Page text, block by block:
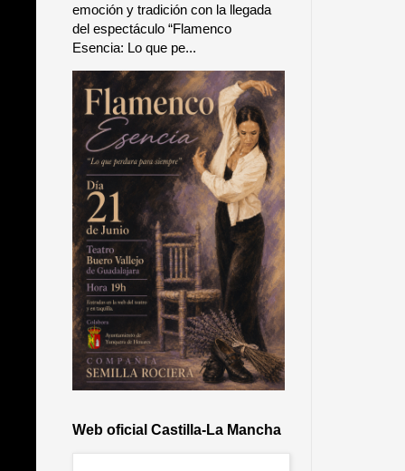
emoción y tradición con la llegada
del espectáculo “Flamenco
Esencia: Lo que pe...
Web oficial Castilla-La Mancha